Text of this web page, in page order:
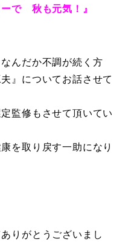
で 秋も元気！』
んだか不調が続く方
』についてお話させて
監修もさせて頂いてい
を取り戻す一助になり
りがとうございまし